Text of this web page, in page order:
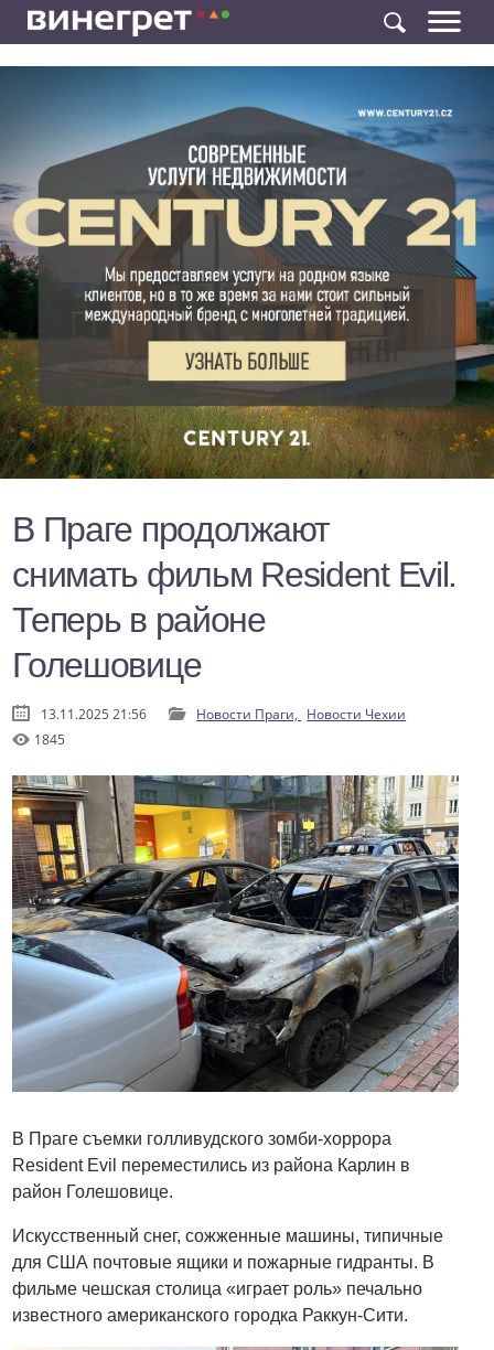
В Праге продолжают
снимать фильм Resident Evil.
Теперь в районе
Голешовице
13.11.2025 21:56 Новости Праги, Новости Чехии
1845
В Праге съемки голливудского зомби-хоррора
Resident Evil переместились из района Карлин в
район Голешовице.
Искусственный снег, сожженные машины, типичные
для США почтовые ящики и пожарные гидранты. В
фильме чешская столица «играет роль» печально
известного американского городка Раккун-Сити.